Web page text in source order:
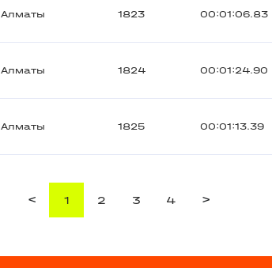
Алматы 1823 00:01:06.83
Алматы 1824 00:01:24.90
Алматы 1825 00:01:13.39
< 1 2 3 4 >